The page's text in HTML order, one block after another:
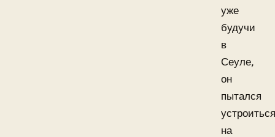
уже
будучи
в
Сеуле,
он
пытался
устроиться
на